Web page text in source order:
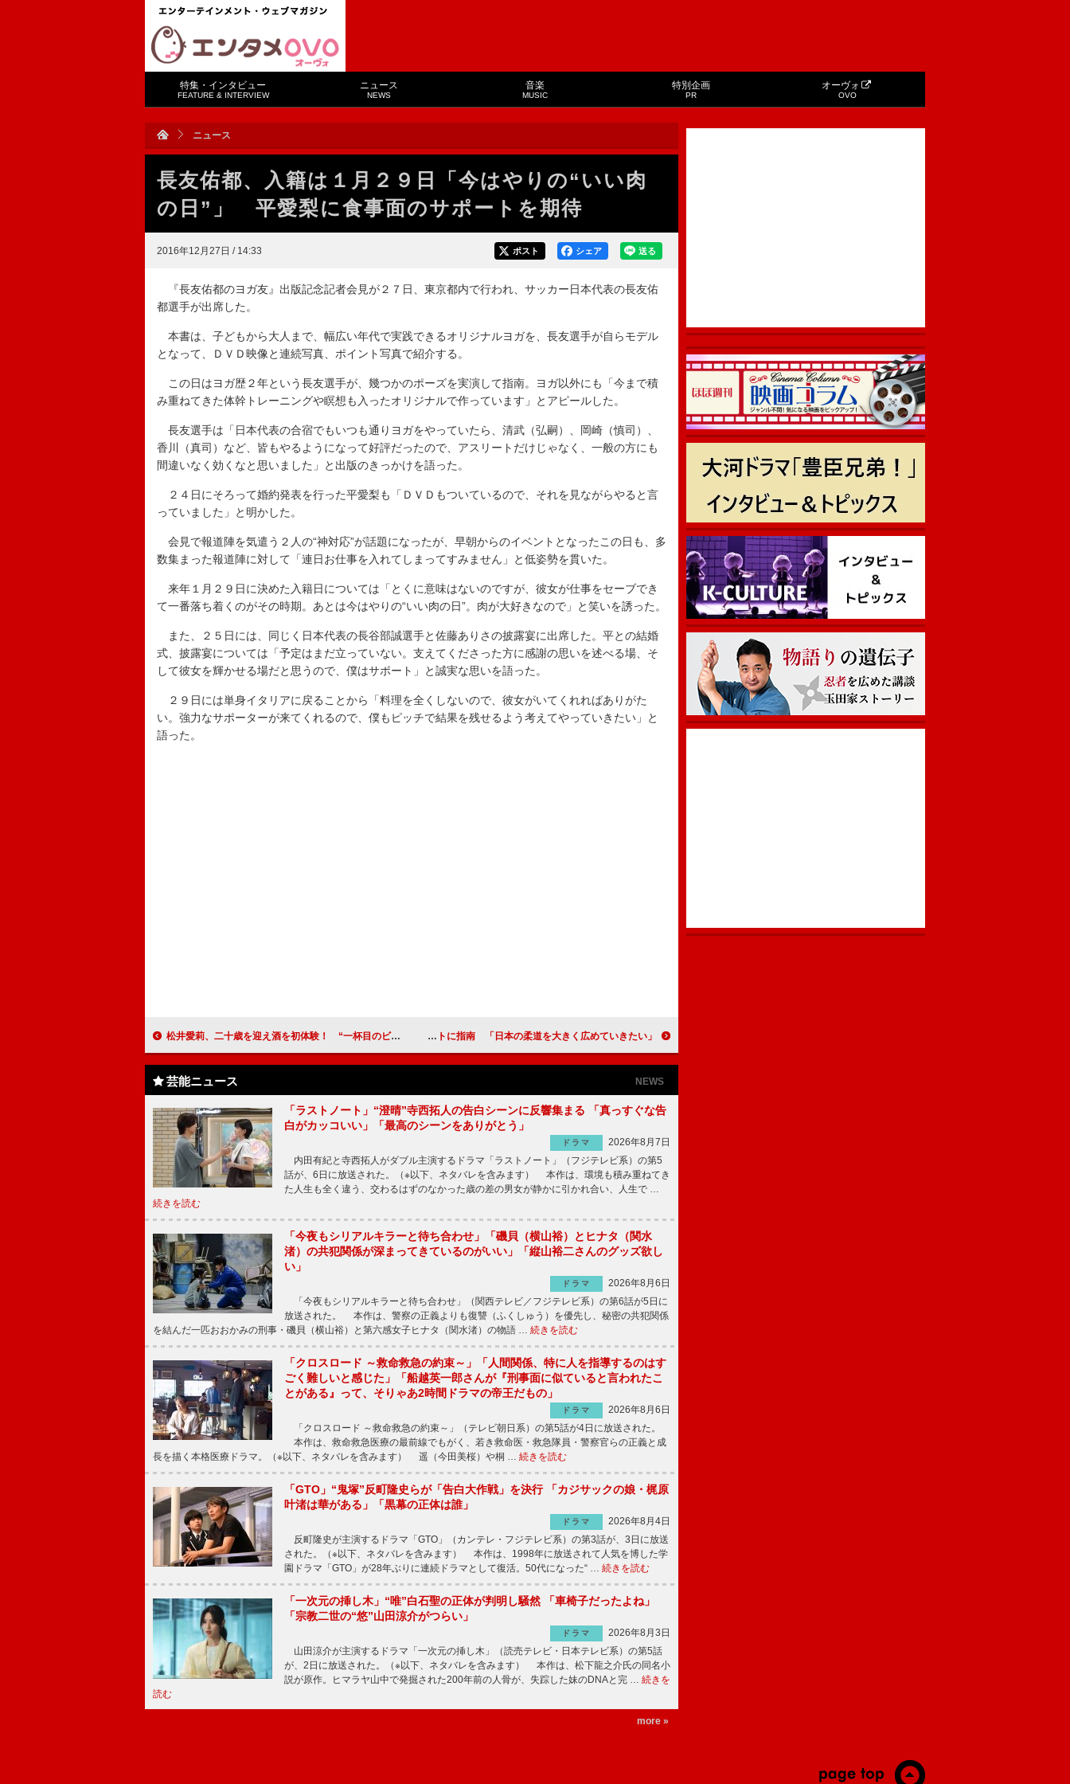
特集・インタビュー
FEATURE & INTERVIEW
ニュース
NEWS
音楽
MUSIC
特別企画
PR
オーヴォ
OVO
ニュース
長友佑都、入籍は１月２９日「今はやりの“いい肉
の日”」 平愛梨に食事面のサポートを期待
2016年12月27日 / 14:33 送る
シェア
ポスト
『長友佑都のヨガ友』出版記念記者会見が２７日、東京都内で行われ、サッカー日本代表の長友佑
都選手が出席した。
本書は、子どもから大人まで、幅広い年代で実践できるオリジナルヨガを、長友選手が自らモデル
となって、ＤＶＤ映像と連続写真、ポイント写真で紹介する。
この日はヨガ歴２年という長友選手が、幾つかのポーズを実演して指南。ヨガ以外にも「今まで積
み重ねてきた体幹トレーニングや瞑想も入ったオリジナルで作っています」とアピールした。
長友選手は「日本代表の合宿でもいつも通りヨガをやっていたら、清武（弘嗣）、岡崎（慎司）、
香川（真司）など、皆もやるようになって好評だったので、アスリートだけじゃなく、一般の方にも
間違いなく効くなと思いました」と出版のきっかけを語った。
２４日にそろって婚約発表を行った平愛梨も「ＤＶＤもついているので、それを見ながらやると言
っていました」と明かした。
会見で報道陣を気遣う２人の“神対応”が話題になったが、早朝からのイベントとなったこの日も、多
数集まった報道陣に対して「連日お仕事を入れてしまってすみません」と低姿勢を貫いた。
来年１月２９日に決めた入籍日については「とくに意味はないのですが、彼女が仕事をセーブでき
て一番落ち着くのがその時期。あとは今はやりの“いい肉の日”。肉が大好きなので」と笑いを誘った。
また、２５日には、同じく日本代表の長谷部誠選手と佐藤ありさの披露宴に出席した。平との結婚
式、披露宴については「予定はまだ立っていない。支えてくださった方に感謝の思いを述べる場、そ
して彼女を輝かせる場だと思うので、僕はサポート」と誠実な思いを語った。
２９日には単身イタリアに戻ることから「料理を全くしないので、彼女がいてくれればありがた
い。強力なサポーターが来てくれるので、僕もピッチで結果を残せるよう考えてやっていきたい」と
語った。
松井愛莉、二十歳を迎え酒を初体験！ “一杯目のビール”に憧れも「苦かった…」 柔道、野村忠宏と谷本歩実が現役アスリートに指南 「日本の柔道を大きく広めていきたい」
芸能ニュース NEWS
「ラストノート」“澄晴”寺西拓人の告白シーンに反響集まる 「真っすぐな告
白がカッコいい」「最高のシーンをありがとう」
ドラマ
2026年8月7日
内田有紀と寺西拓人がダブル主演するドラマ「ラストノート」（フジテレビ系）の第5
話が、6日に放送された。（※以下、ネタバレを含みます） 本作は、環境も積み重ねてき
た人生も全く違う、交わるはずのなかった歳の差の男女が静かに引かれ合い、人生で …
続きを読む
「今夜もシリアルキラーと待ち合わせ」「磯貝（横山裕）とヒナタ（関水
渚）の共犯関係が深まってきているのがいい」「縦山裕二さんのグッズ欲し
い」
ドラマ
2026年8月6日
「今夜もシリアルキラーと待ち合わせ」（関西テレビ／フジテレビ系）の第6話が5日に
放送された。 本作は、警察の正義よりも復讐（ふくしゅう）を優先し、秘密の共犯関係
を結んだ一匹おおかみの刑事・磯貝（横山裕）と第六感女子ヒナタ（関水渚）の物語 … 続きを読む
「クロスロード ～救命救急の約束～」「人間関係、特に人を指導するのはす
ごく難しいと感じた」「船越英一郎さんが『刑事面に似ていると言われたこ
とがある』って、そりゃあ2時間ドラマの帝王だもの」
ドラマ
2026年8月6日
「クロスロード ～救命救急の約束～」（テレビ朝日系）の第5話が4日に放送された。
本作は、救命救急医療の最前線でもがく、若き救命医・救急隊員・警察官らの正義と成
長を描く本格医療ドラマ。（※以下、ネタバレを含みます） 遥（今田美桜）や桐 … 続きを読む
「GTO」“鬼塚”反町隆史らが「告白大作戦」を決行 「カジサックの娘・梶原
叶渚は華がある」「黒幕の正体は誰」
ドラマ
2026年8月4日
反町隆史が主演するドラマ「GTO」（カンテレ・フジテレビ系）の第3話が、3日に放送
された。（※以下、ネタバレを含みます） 本作は、1998年に放送されて人気を博した学
園ドラマ「GTO」が28年ぶりに連続ドラマとして復活。50代になった“ … 続きを読む
「一次元の挿し木」“唯”白石聖の正体が判明し騒然 「車椅子だったよね」
「宗教二世の“悠”山田涼介がつらい」
ドラマ
2026年8月3日
山田涼介が主演するドラマ「一次元の挿し木」（読売テレビ・日本テレビ系）の第5話
が、2日に放送された。（※以下、ネタバレを含みます） 本作は、松下龍之介氏の同名小
説が原作。ヒマラヤ山中で発掘された200年前の人骨が、失踪した妹のDNAと完 … 続きを
読む
more »